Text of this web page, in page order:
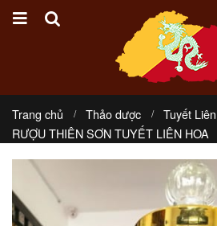
Trang chủ Thảo dược
Tuyết
RƯỢU THIÊN SƠN TUYẾT LIÊN HOA